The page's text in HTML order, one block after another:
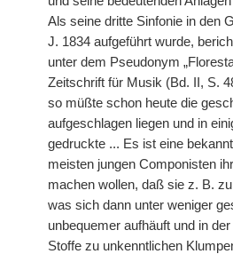
Als seine dritte Sinfonie in den
J. 1834 aufgeführt wurde,
unter dem Pseudonym
Zeitschrift für Musik (Bd. II, S.
so müßte schon heute die
aufgeschlagen liegen und in
gedruckte ... Es ist eine
meisten jungen Componisten
machen wollen, daß sie z. B.
was sich dann unter weniger
unbequemer aufhäuft und in
Stoffe zu unkenntlichen